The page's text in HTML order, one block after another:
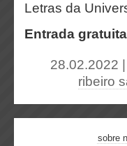
Letras da
Entrada gratuita
28.02.2022
ribeiro
sobre